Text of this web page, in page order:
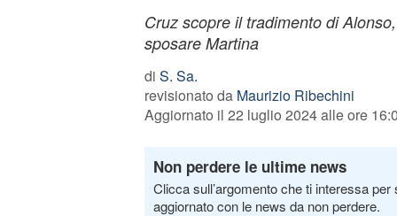
Cruz scopre il tradimento di
sposare Martina
di S. Sa.
revisionato da Maurizio Ribechini
Aggiornato il 22 luglio 2024 alle ore
Non perdere le ultime news
Clicca sull’argomento che ti interessa
aggiornato con le news da non perdere.